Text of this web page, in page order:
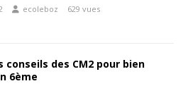
ecoleboz 629 vues
conseils des CM2 pour bien
6ème